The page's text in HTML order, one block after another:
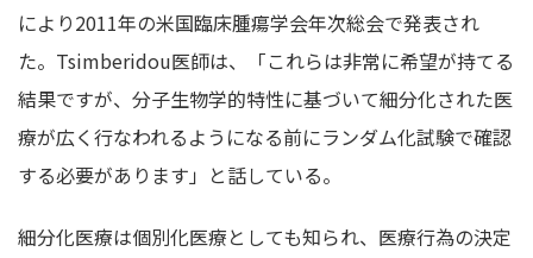
により2011年の米国臨床腫瘍学会年次総会で発表され
た。Tsimberidou医師は、「これらは非常に希望が持てる
結果ですが、分子生物学的特性に基づいて細分化された医
療が広く行なわれるようになる前にランダム化試験で確認
する必要があります」と話している。
細分化医療は個別化医療としても知られ、医療行為の決定